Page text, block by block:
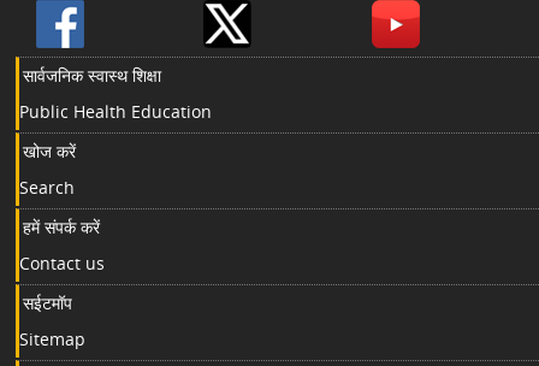
सार्वजनिक स्वास्थ शिक्षा
Public Health Education
खोज करें
Search
हमें संपर्क करें
Contact us
सईटमॉप
Sitemap